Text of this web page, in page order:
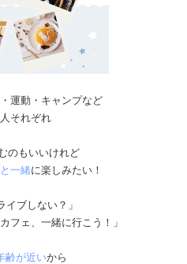
運動・キャンプなど
それぞれ
のもいいけれど
一緒に楽しみたい！
イブしない？​​​​​​」
フェ、一緒に行こう！」
齢が近いから